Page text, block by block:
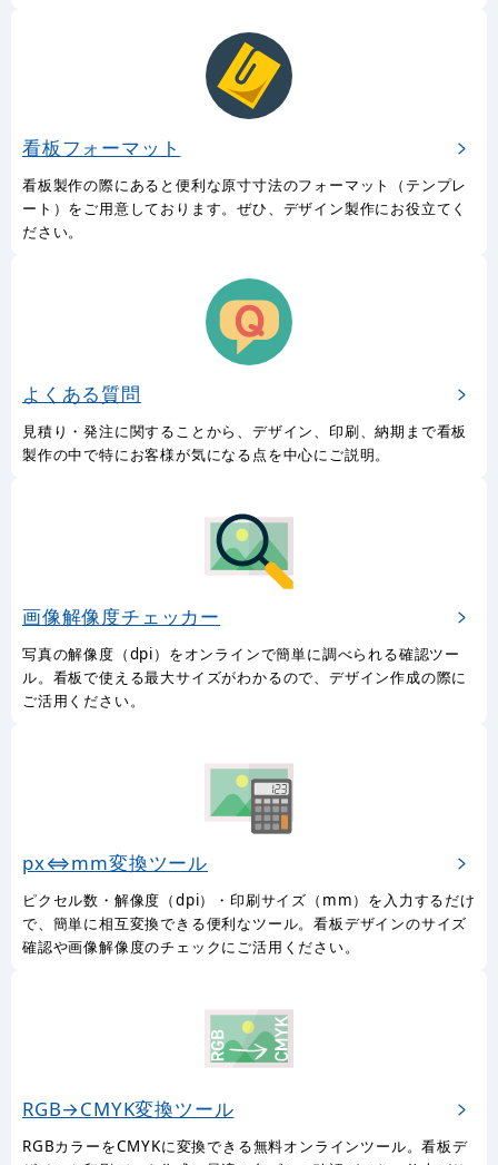
看板フォーマット
看板製作の際にあると便利な原寸寸法のフォーマット（テンプレ
ート）をご用意しております。ぜひ、デザイン製作にお役立てく
ださい。
よくある質問
見積り・発注に関することから、デザイン、印刷、納期まで看板
製作の中で特にお客様が気になる点を中心にご説明。
画像解像度チェッカー
写真の解像度（dpi）をオンラインで簡単に調べられる確認ツー
ル。看板で使える最大サイズがわかるので、デザイン作成の際に
ご活用ください。
px⇔mm変換ツール
ピクセル数・解像度（dpi）・印刷サイズ（mm）を入力するだけ
で、簡単に相互変換できる便利なツール。看板デザインのサイズ
確認や画像解像度のチェックにご活用ください。
RGB→CMYK変換ツール
RGBカラーをCMYKに変換できる無料オンラインツール。看板デ